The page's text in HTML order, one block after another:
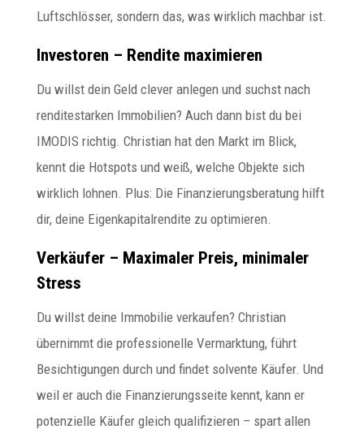
Luftschlösser, sondern das, was wirklich machbar ist.
Investoren – Rendite maximieren
Du willst dein Geld clever anlegen und suchst nach
renditestarken Immobilien? Auch dann bist du bei
IMODIS richtig. Christian hat den Markt im Blick,
kennt die Hotspots und weiß, welche Objekte sich
wirklich lohnen. Plus: Die Finanzierungsberatung hilft
dir, deine Eigenkapitalrendite zu optimieren.
Verkäufer – Maximaler Preis, minimaler
Stress
Du willst deine Immobilie verkaufen? Christian
übernimmt die professionelle Vermarktung, führt
Besichtigungen durch und findet solvente Käufer. Und
weil er auch die Finanzierungsseite kennt, kann er
potenzielle Käufer gleich qualifizieren – spart allen